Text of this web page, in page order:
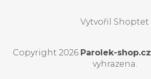
Vytvořil Shoptet
Copyright 2026 Parolek-shop.cz
vyhrazena.